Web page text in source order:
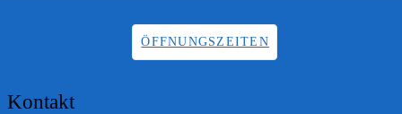
ÖFFNUNGSZEITEN
Kontakt